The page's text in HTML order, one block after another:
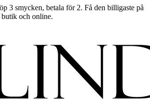
3 smycken, betala för 2. Få den billigaste på
och online.